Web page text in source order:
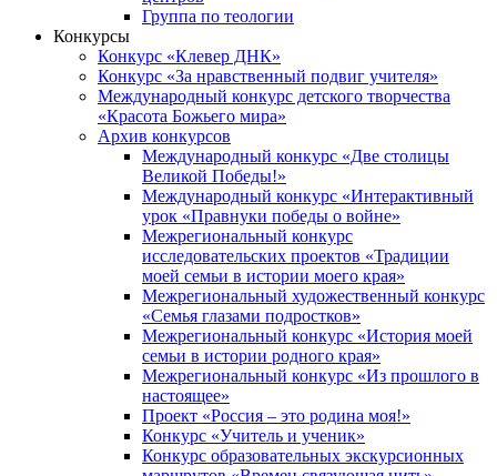
Группа по теологии
Конкурсы
Конкурс «Клевер ДНК»
Конкурс «За нравственный подвиг учителя»
Международный конкурс детского творчества
«Красота Божьего мира»
Архив конкурсов
Международный конкурс «Две столицы
Великой Победы!»
Международный конкурс «Интерактивный
урок «Правнуки победы о войне»
Межрегиональный конкурс
исследовательских проектов «Традиции
моей семьи в истории моего края»
Межрегиональный художественный конкурс
«Семья глазами подростков»
Межрегиональный конкурс «История моей
семьи в истории родного края»
Межрегиональный конкурс «Из прошлого в
настоящее»
Проект «Россия – это родина моя!»
Конкурс «Учитель и ученик»
Конкурс образовательных экскурсионных